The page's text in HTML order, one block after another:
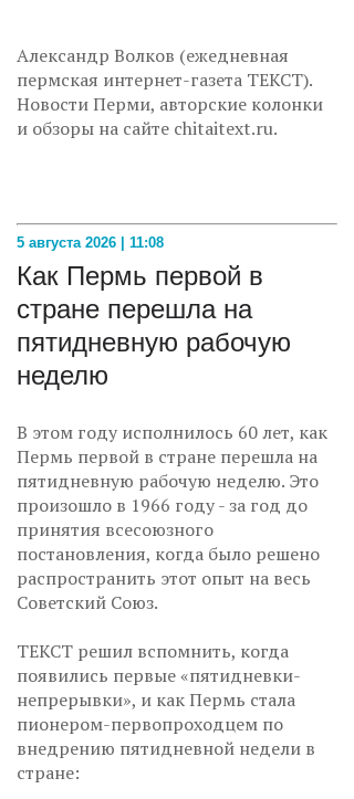
Александр Волков (ежедневная
пермская интернет-газета ТЕКСТ).
Новости Перми, авторские колонки
и обзоры на сайте chitaitext.ru.
5 августа 2026 | 11:08
Как Пермь первой в
стране перешла на
пятидневную рабочую
неделю
В этом году исполнилось 60 лет, как
Пермь первой в стране перешла на
пятидневную рабочую неделю. Это
произошло в 1966 году - за год до
принятия всесоюзного
постановления, когда было решено
распространить этот опыт на весь
Советский Союз.
ТЕКСТ решил вспомнить, когда
появились первые «пятидневки-
непрерывки», и как Пермь стала
пионером-первопроходцем по
внедрению пятидневной недели в
стране: